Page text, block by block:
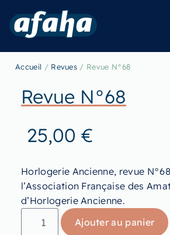
Accueil / Revues / Revue N°68
Revue N°68
25,00 €
Horlogerie Ancienne, revue
l’Association Française des
d’Horlogerie Ancienne.
Ajouter au panier